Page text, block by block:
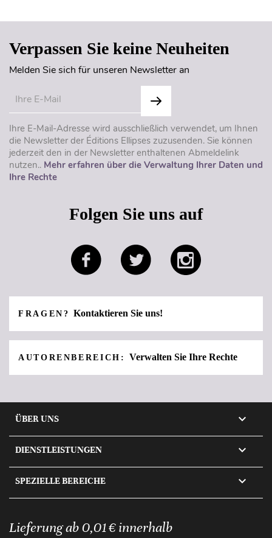
Verpassen Sie keine Neuheiten
Melden Sie sich für unseren Newsletter an
Ihre E-Mail-Adresse wird ausschließlich verwendet, um Ihnen
die Newsletter der Éditions Ellipses zuzusenden. Sie können
jederzeit den in der Newsletter enthaltenen Abmeldelink
nutzen.. Mehr erfahren über die Verwaltung Ihrer Daten und
Ihre Rechte
Folgen Sie uns auf
FRAGEN?Kontaktieren Sie uns!
AUTORENBEREICH: Verwalten Sie Ihre Rechte
ÜBER UNS 
DIENSTLEISTUNGEN 
SPEZIELLE BEREICHE 
Lieferung ab 0,01 € innerhalb